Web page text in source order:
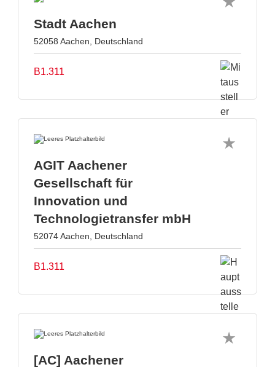
Stadt Aachen
52058 Aachen, Deutschland
B1.311
AGIT Aachener
Gesellschaft für
Innovation und
Technologietransfer mbH
52074 Aachen, Deutschland
B1.311
[AC] Aachener